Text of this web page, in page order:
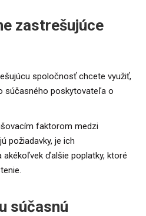
zastrešujúce
spoločnosť chcete využiť,
súčasného poskytovateľa o
faktorom medzi
požiadavky, je ich
ďalšie poplatky, ktoré
súčasnú